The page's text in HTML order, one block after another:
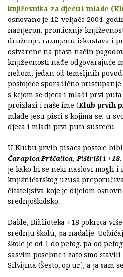
književnika za djecu i mlade
osnovano je 12. veljače 2004.
namjerom promicanja
druženje, razmjenu iskustava i
ostvarene na pravi način
književnosti nađe odgovarajuće
nebom, jedan od temeljnih
postojeće sporadično
s kojom se djeca i mladi prvi
proizlazi i naše ime (Klub prvih
mlade jesu pisci s kojima se, u
djeca i mladi prvi puta susreću.
U Klubu prvih pisaca postoje
Čarapica Pričalica,Piširiši i +18
je kako bi se neki naslovi mogli i
knjižničarskog uzusa
čitateljstva koje je dijelom
srednjoškolsko.
Dakle, Biblioteka +18 pokriva
srednju školu, pa nadalje.
škole je od 1 do petog, pa od
sasvim posebno i zato smo
Silvijina (Šesto, op.ur.), a ja sam